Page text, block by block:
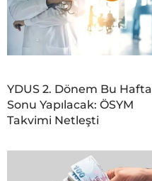
YDUS 2. Dönem Bu Hafta
Sonu Yapılacak: ÖSYM
Takvimi Netleşti